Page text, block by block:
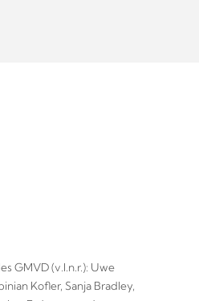
GMVD (v.l.n.r.): Uwe
Kofler, Sanja Bradley,